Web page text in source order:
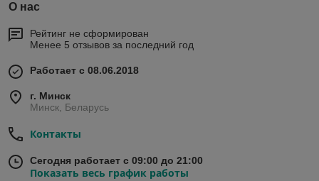
О нас
Рейтинг не сформирован
Менее 5 отзывов за последний год
Работает с 08.06.2018
г. Минск
Минск, Беларусь
Контакты
Сегодня работает с 09:00 до 21:00
Показать весь график работы